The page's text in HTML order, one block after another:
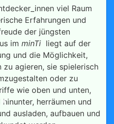
viel Raum
Erfahrungen und
der jüngsten
im minTi liegt auf der
und die Möglichkeit,
agieren, sie spielerisch
oder zu
wie oben und unten,
herräumen und
ausladen, aufbauen und